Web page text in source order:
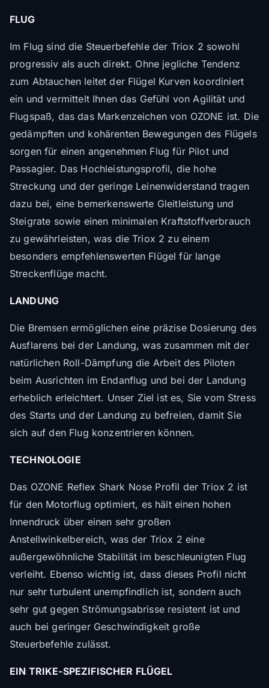
FLUG
Im Flug sind die Steuerbefehle der Triox 2 sowohl
progressiv als auch direkt. Ohne jegliche Tendenz
zum Abtauchen leitet der Flügel Kurven koordiniert
ein und vermittelt Ihnen das Gefühl von Agilität und
Flugspaß, das das Markenzeichen von OZONE ist. Die
gedämpften und kohärenten Bewegungen des Flügels
sorgen für einen angenehmen Flug für Pilot und
Passagier. Das Hochleistungsprofil, die hohe
Streckung und der geringe Leinenwiderstand tragen
dazu bei, eine bemerkenswerte Gleitleistung und
Steigrate sowie einen minimalen Kraftstoffverbrauch
zu gewährleisten, was die Triox 2 zu einem
besonders empfehlenswerten Flügel für lange
Streckenflüge macht.
LANDUNG
Die Bremsen ermöglichen eine präzise Dosierung des
Ausflarens bei der Landung, was zusammen mit der
natürlichen Roll-Dämpfung die Arbeit des Piloten
beim Ausrichten im Endanflug und bei der Landung
erheblich erleichtert. Unser Ziel ist es, Sie vom Stress
des Starts und der Landung zu befreien, damit Sie
sich auf den Flug konzentrieren können.
TECHNOLOGIE
Das OZONE Reflex Shark Nose Profil der Triox 2 ist
für den Motorflug optimiert, es hält einen hohen
Innendruck über einen sehr großen
Anstellwinkelbereich, was der Triox 2 eine
außergewöhnliche Stabilität im beschleunigten Flug
verleiht. Ebenso wichtig ist, dass dieses Profil nicht
nur sehr turbulent unempfindlich ist, sondern auch
sehr gut gegen Strömungsabrisse resistent ist und
auch bei geringer Geschwindigkeit große
Steuerbefehle zulässt.
EIN TRIKE-SPEZIFISCHER FLÜGEL